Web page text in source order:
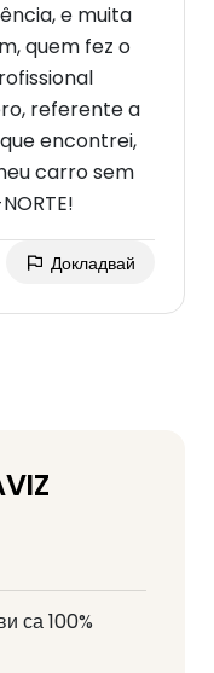
e muita
quem fez o
referente a
encontrei,
carro sem
Докладвай
са 100%